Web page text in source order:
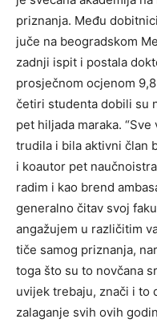
priznanja. Među
juče na beogradskom
zadnji ispit i postala
prosječnom ocjenom
četiri studenta dobili su
pet hiljada maraka.
trudila i bila aktivni član
i koautor pet
radim i kao brend
generalno čitav svoj
angažujem u različitim
tiče samog priznanja,
toga što su to novčana
uvijek trebaju, znači i to
zalaganje svih ovih